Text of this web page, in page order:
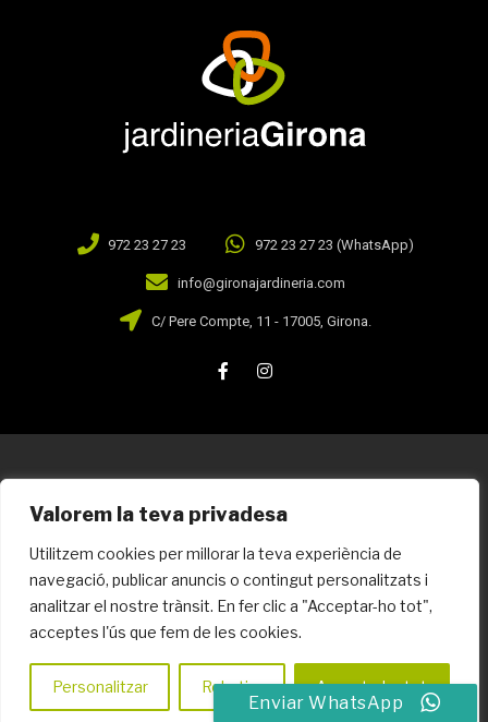
Valorem la teva privadesa
Utilitzem cookies per millorar la teva experiència de
navegació, publicar anuncis o contingut personalitzats i
analitzar el nostre trànsit. En fer clic a "Acceptar-ho tot",
acceptes l'ús que fem de les cookies.
Personalitzar Rebutjar Accepta-ho tot
972 23 27 23 972 23 27 23 (WhatsApp)
info@gironajardineria.com
C/ Pere Compte, 11 - 17005, Girona.
total o parcial de la página web.
AgradecimientosEnviar WhatsApp